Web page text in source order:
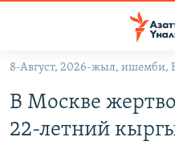
Навигацияга
өтүңүз
салыңыз
8-Август, 2026-жыл, ишемби,
В Москве
22-летний